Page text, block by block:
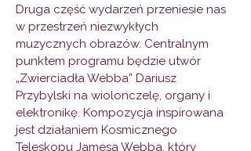
Druga część wydarzeń przeniesie nas
w przestrzeń niezwykłych
muzycznych obrazów. Centralnym
punktem programu będzie utwór
„Zwierciadła Webba” Dariusz
Przybylski na wiolonczelę, organy i
elektronikę. Kompozycja inspirowana
jest działaniem Kosmicznego
Teleskopu Jamesa Webba, który